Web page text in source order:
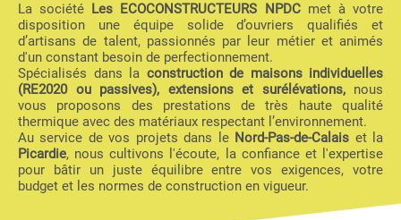
La société Les ECOCONSTRUCTEURS NPDCmet à votre
disposition une équipe solide d’ouvriers qualifiés et
d’artisans de talent, passionnés par leur métier et animés
d'un constant besoin de perfectionnement.
Spécialisés dans la construction de maisons individuelles
(RE2020 ou passives), extensions et surélévations,nous
vous proposons des prestations de très haute qualité
thermique avec des matériaux respectant l’environnement.
Au service de vos projets dans le Nord-Pas-de-Calais et la
Picardie, nous cultivons l'écoute, la confiance et l'expertise
pour bâtir un juste équilibre entre vos exigences, votre
budget et les normes de construction en vigueur.